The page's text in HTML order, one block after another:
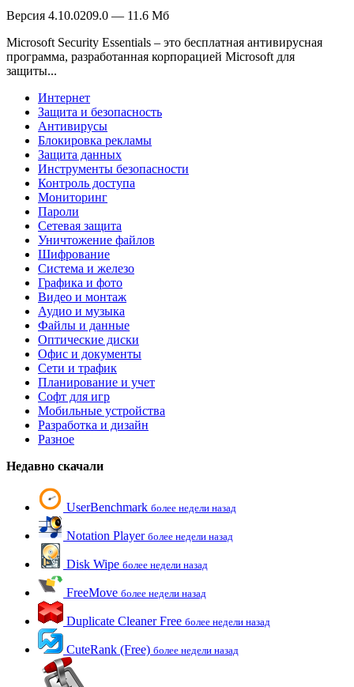
Версия 4.10.0209.0 — 11.6 Мб
Microsoft Security Essentials – это бесплатная антивирусная
программа, разработанная корпорацией Microsoft для
защиты...
Интернет
Защита и безопасность
Антивирусы
Блокировка рекламы
Защита данных
Инструменты безопасности
Контроль доступа
Мониторинг
Пароли
Сетевая защита
Уничтожение файлов
Шифрование
Система и железо
Графика и фото
Видео и монтаж
Аудио и музыка
Файлы и данные
Оптические диски
Офис и документы
Сети и трафик
Планирование и учет
Софт для игр
Мобильные устройства
Разработка и дизайн
Разное
Недавно скачали
UserBenchmark более недели назад
Notation Player более недели назад
Disk Wipe более недели назад
FreeMove более недели назад
Duplicate Cleaner Free более недели назад
CuteRank (Free) более недели назад